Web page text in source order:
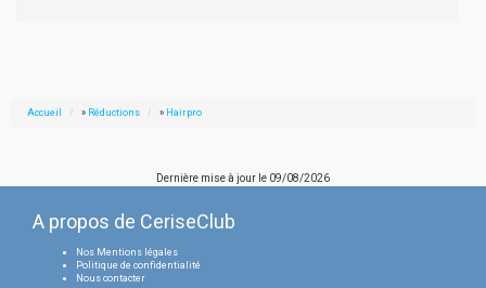
Accueil » Réductions » Hairpro
Dernière mise à jour le 09/08/2026
A propos de CeriseClub
Nos Mentions légales
Politique de confidentialité
Nous contacter